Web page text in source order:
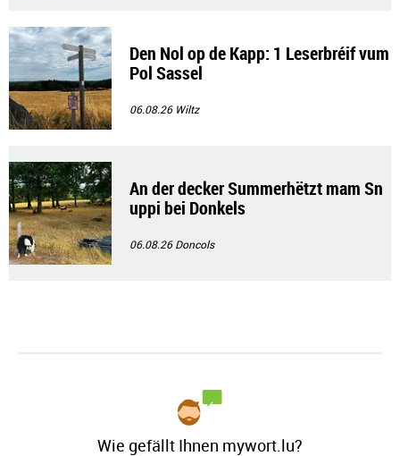
Den Nol op de Kapp: 1 Leserbréif vum
Pol Sassel
06.08.26 Wiltz
An der decker Summerhëtzt mam Sn
uppi bei Donkels
06.08.26Doncols
Wie gefällt Ihnen mywort.lu?